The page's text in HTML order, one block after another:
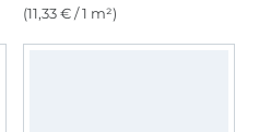
(11,33 € / 1 m²)